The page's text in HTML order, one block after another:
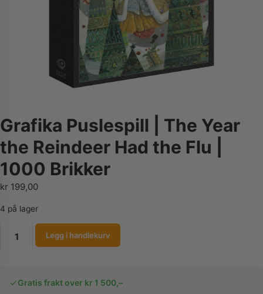
Grafika Puslespill | The Year
the Reindeer Had the Flu |
1000 Brikker
kr 199,00
4 på lager
Puslespill
Year
Legg i handlekurv
Gratis frakt over kr 1 500,–